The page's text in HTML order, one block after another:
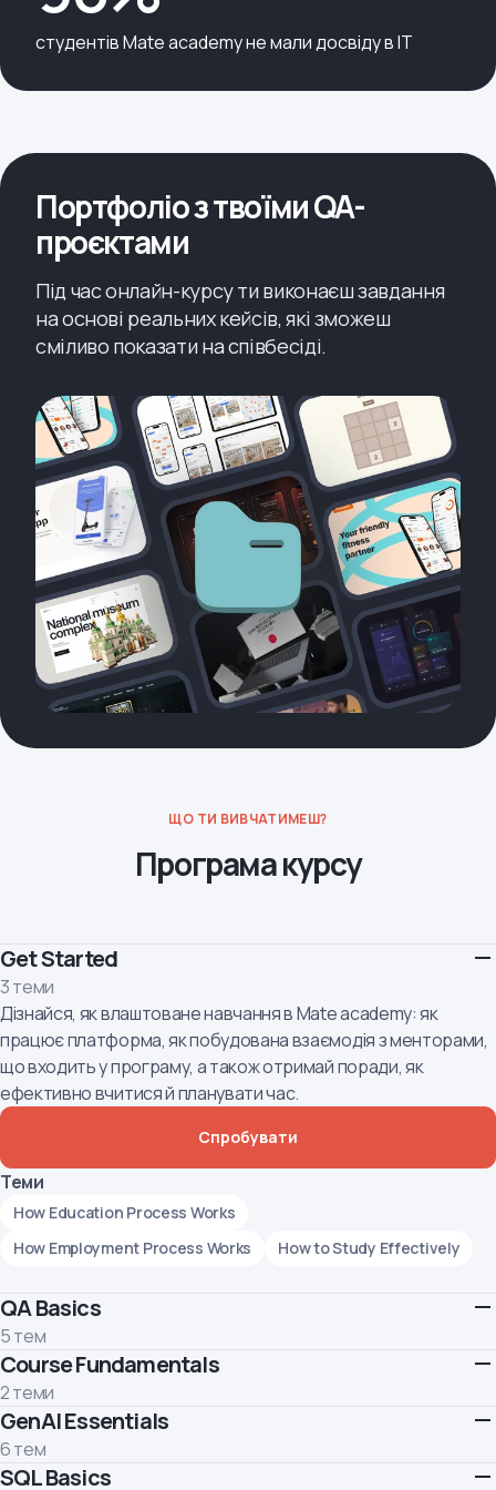
студентів Mate academy не мали досвіду в IT
Портфоліо з твоїми QA-
проєктами
Під час онлайн-курсу ти виконаєш завдання
на основі реальних кейсів, які зможеш
сміливо показати на співбесіді.
ЩО ТИ ВИВЧАТИМЕШ?
Програма курсу
Get Started
3 теми
Дізнайся, як влаштоване навчання в Mate academy: як
працює платформа, як побудована взаємодія з менторами,
що входить у програму, а також отримай поради, як
ефективно вчитися й планувати час.
Спробувати
Теми
How Education Process Works
How Employment Process Works
How to Study Effectively
QA Basics
5 тем
Знайомимось з професією QA інженера. Знаходимо перші
баги.
Теми
Why Do We Need Testing?
Testing
Bug Report
Course Fundamentals
2 теми
Ми хочемо, підготувати тебе до наступних, більш складних
модулів курсу. Ознайомлення з теорією та виконання
наведених нижче завдань підвищить вашу продуктивність
GenAI Essentials
6 тем
Навчися використовувати GenAI ефективно та
SQL Basics